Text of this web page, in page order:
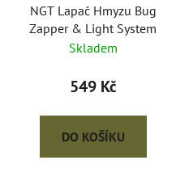
NGT Lapač Hmyzu Bug
Zapper & Light System
Skladem
549 Kč
DO KOŠÍKU